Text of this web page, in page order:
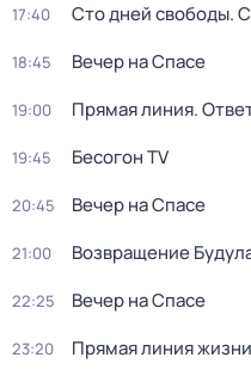
17:40 Сто дней свободы.
18:45 Вeчер на Спасe
19:00 Прямая линия.
19:45 Бесогон TV
20:45 Вeчер на Спасe
21:00 Возвращение
22:25 Вeчер на Спасe
23:20 Прямая линия жизни